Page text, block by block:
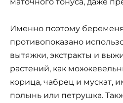
Именно поэтому
противопоказано
вытяжки, экстракты и
растений, как
корица, чабрец и мускат,
полынь или петрушка.